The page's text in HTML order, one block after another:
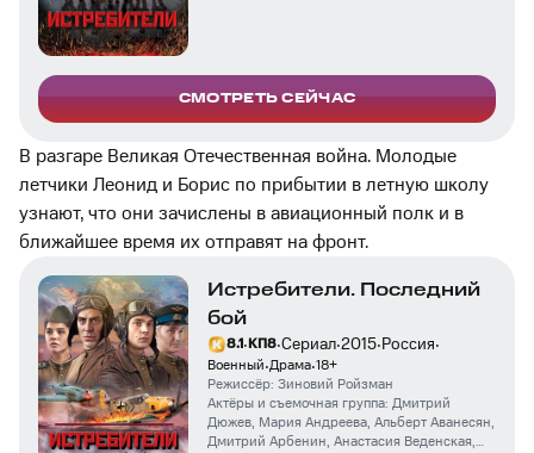
СМОТРЕТЬ СЕЙЧАС
В разгаре Великая Отечественная война. Молодые
летчики Леонид и Борис по прибытии в летную школу
узнают, что они зачислены в авиационный полк и в
ближайшее время их отправят на фронт.
Истребители. Последний
бой
8.1·КП8·Сериал·2015·Россия·
Военный·Драма·18+
Режиссёр: Зиновий Ройзман
Актёры и съемочная группа: Дмитрий
Дюжев, Мария Андреева, Альберт Аванесян,
Дмитрий Арбенин, Анастасия Веденская,